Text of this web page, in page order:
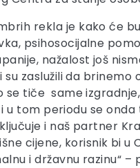
rekla je kako će
psihosocijalne
nažalost još
zaslužili da
se tiče same
i u tom periodu se
i naš partner
cijene, korisnik bi
i državnu razinu“ –